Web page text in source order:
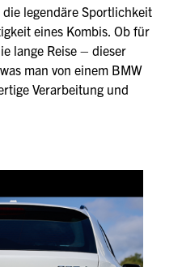
legendäre Sportlichkeit
eines Kombis. Ob für
lange Reise – dieser
man von einem BMW
Verarbeitung und